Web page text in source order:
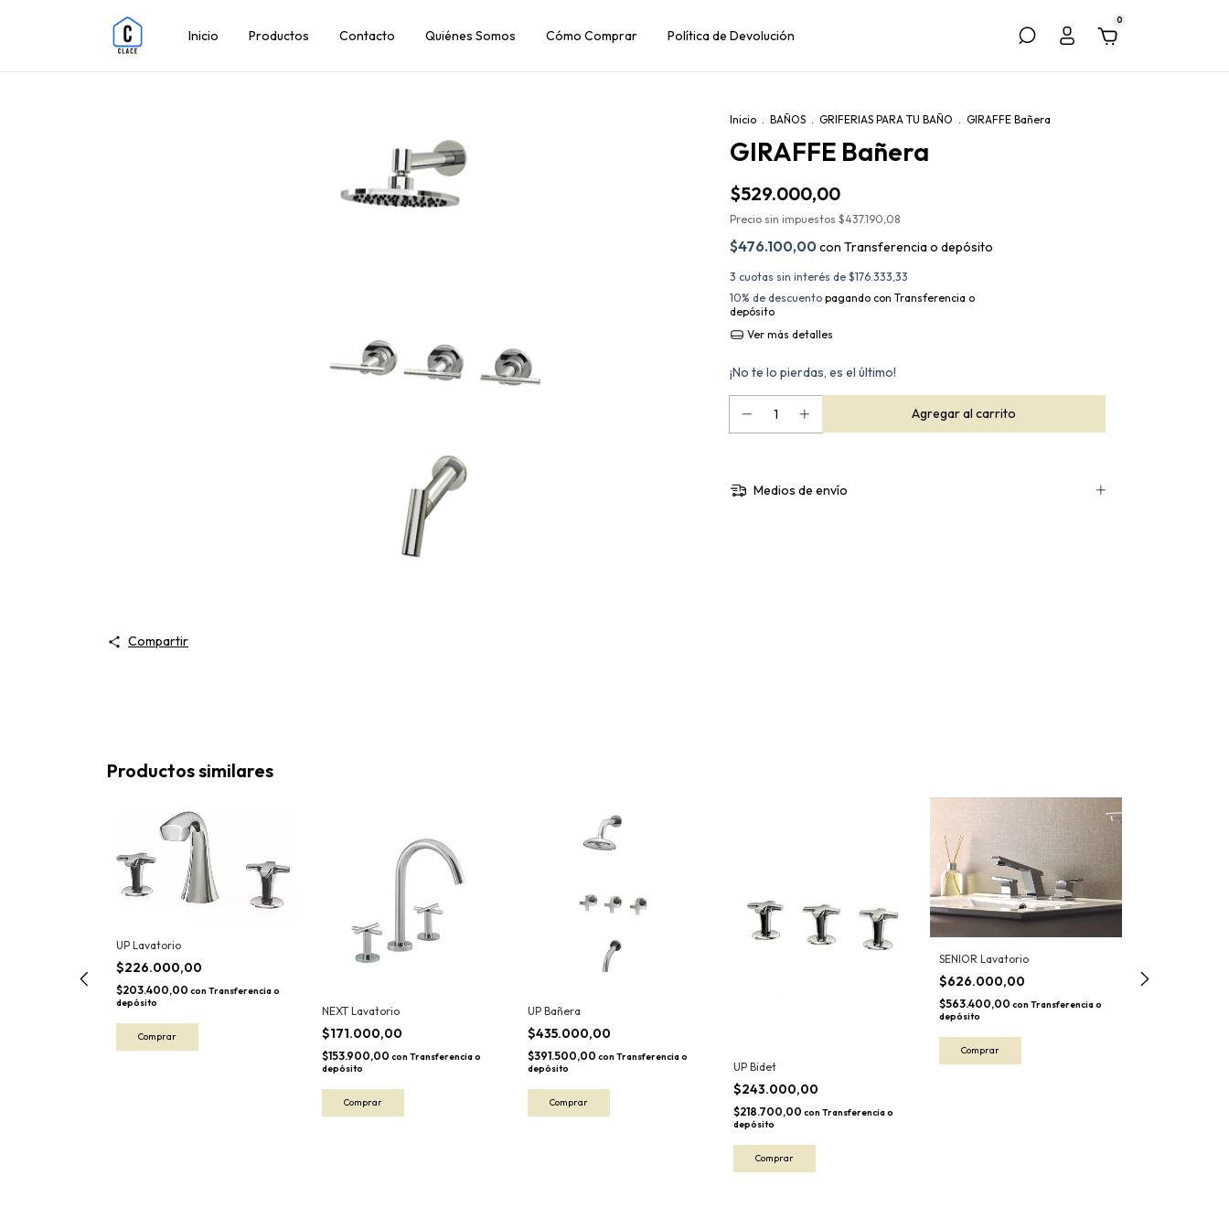
Inicio Productos Contacto Quiénes Somos Cómo Comprar Política de Devolución
0
Inicio . BAÑOS . GRIFERIAS PARA TU BAÑO . GIRAFFE Bañera
GIRAFFE Bañera
$529.000,00
Precio sin impuestos $437.190,08
$476.100,00 con Transferencia o depósito
3 cuotas sin interés de $176.333,33
10% de descuento pagando con Transferencia o
depósito
Ver más detalles
¡No te lo pierdas, es el último!
Medios de envío
Compartir
Productos similares
UP Lavatorio
$226.000,00
$203.400,00 con Transferencia o
depósito
NEXT Lavatorio
$171.000,00
$153.900,00 con Transferencia o
depósito
UP Bañera
$435.000,00
$391.500,00 con Transferencia o
depósito
UP Bidet
$243.000,00
$218.700,00 con Transferencia o
depósito
SENIOR Lavatorio
$626.000,00
$563.400,00 con Transferencia o
depósito